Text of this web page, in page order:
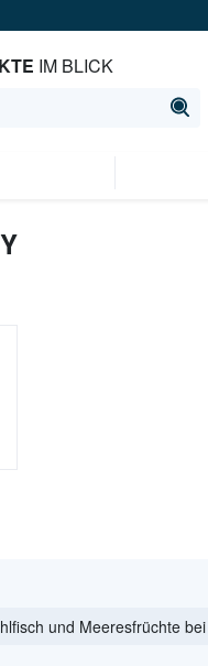
IM BLICK
und Meeresfrüchte